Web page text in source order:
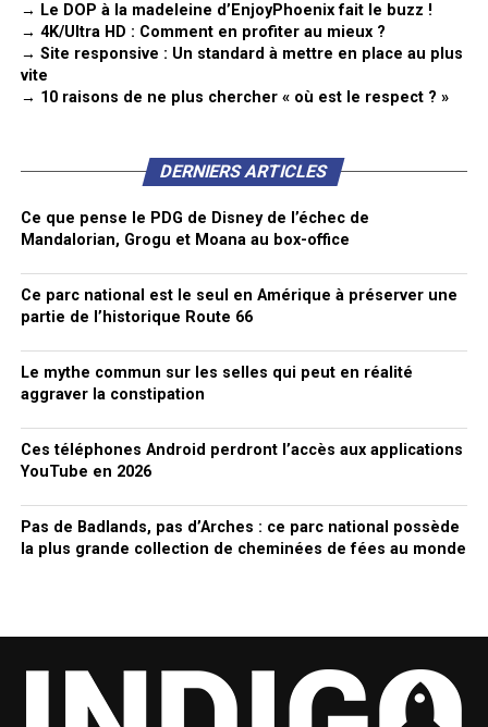
→ Le DOP à la madeleine d’EnjoyPhoenix fait le buzz !
→ 4K/Ultra HD : Comment en profiter au mieux ?
→ Site responsive : Un standard à mettre en place au plus
vite
→ 10 raisons de ne plus chercher « où est le respect ? »
DERNIERS ARTICLES
Ce que pense le PDG de Disney de l’échec de
Mandalorian, Grogu et Moana au box-office
Ce parc national est le seul en Amérique à préserver une
partie de l’historique Route 66
Le mythe commun sur les selles qui peut en réalité
aggraver la constipation
Ces téléphones Android perdront l’accès aux applications
YouTube en 2026
Pas de Badlands, pas d’Arches : ce parc national possède
la plus grande collection de cheminées de fées au monde